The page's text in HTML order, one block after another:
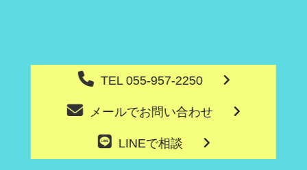
TEL 055-957-2250
メールでお問い合わせ
LINEで相談